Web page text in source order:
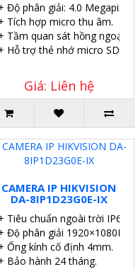
Độ phân giải: 4.0 Megapixel.
Tích hợp micro thu âm.
Tầm quan sát hồng ngoại:
Hỗ trợ thẻ nhớ micro SD
Giá: Liên hệ
CAMERA IP HIKVISION
DA-8IP1D23G0E-IX
Tiêu chuẩn ngoài trời IP67.
Độ phân giải 1920×1080P.
Ống kính cố định 4mm.
Bảo hành 24 tháng.